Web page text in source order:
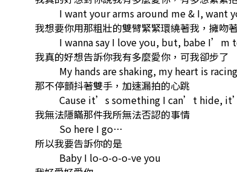
I want your arms around me & I, want
我想要你用那粗壯的雙臂緊緊環繞著我，擁吻
I wanna say I love you, but, babe I’m
我真的好想告訴你我有多麼愛你，可我卻步了
My hands are shaking, my heart is racing
那不停顫抖著雙手，加速漏拍的心跳
Cause it’s something I can’t hide,
我無法隱瞞那件我所無法否認的事情
So here I go…
所以我要告訴你的是
Baby I lo-o-o-o-ve you